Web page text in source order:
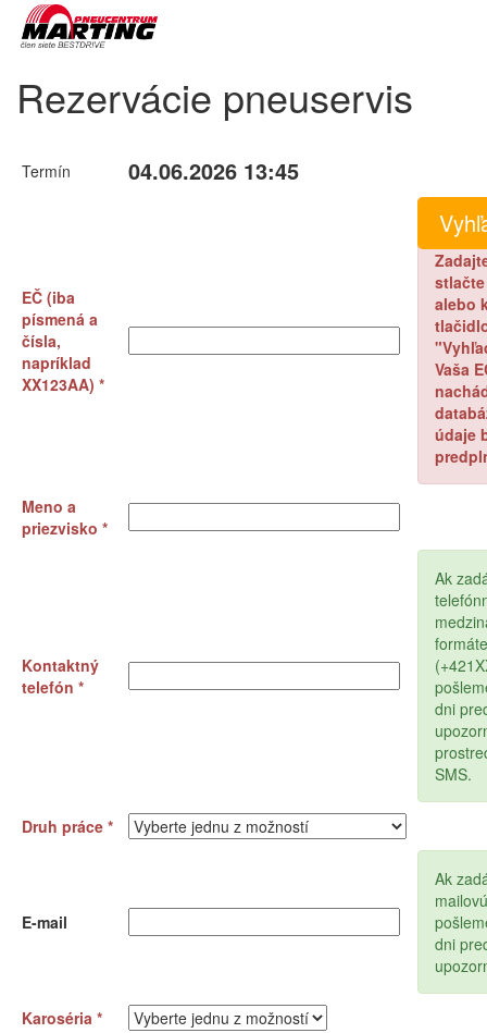
Rezervácie pneuservis
Termín 04.06.2026 13:45
EČ (iba
písmená a
čísla,
napríklad
XX123AA) *
stlačte
alebo
Vaša
údaje
Meno a
priezvisko *
Kontaktný
telefón *
Ak
formáte
dni
SMS.
Druh práce *
E-mail
Ak
dni
Karoséria *